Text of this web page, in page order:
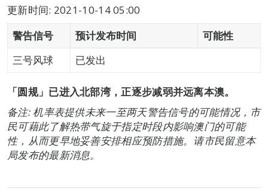
更新时间: 2021-10-14 05:00
警告信号
预计发布时间
可能性
三号风球
已发出
「圆规」已进入北部湾，正逐步减弱并远离本澳。
备注: 机率表提供未来一至两天警告信号的可能情况，市
民可藉此了解热带气旋于指定时段内影响澳门的可能
性，从而更早地妥善安排相应预防措施。请市民留意本
局发布的最新消息。